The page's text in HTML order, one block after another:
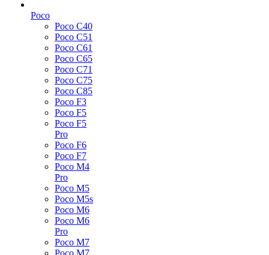
Poco
Poco C40
Poco C51
Poco C61
Poco C65
Poco C71
Poco C75
Poco C85
Poco F3
Poco F5
Poco F5
Pro
Poco F6
Poco F7
Poco M4
Pro
Poco M5
Poco M5s
Poco M6
Poco M6
Pro
Poco M7
Poco M7